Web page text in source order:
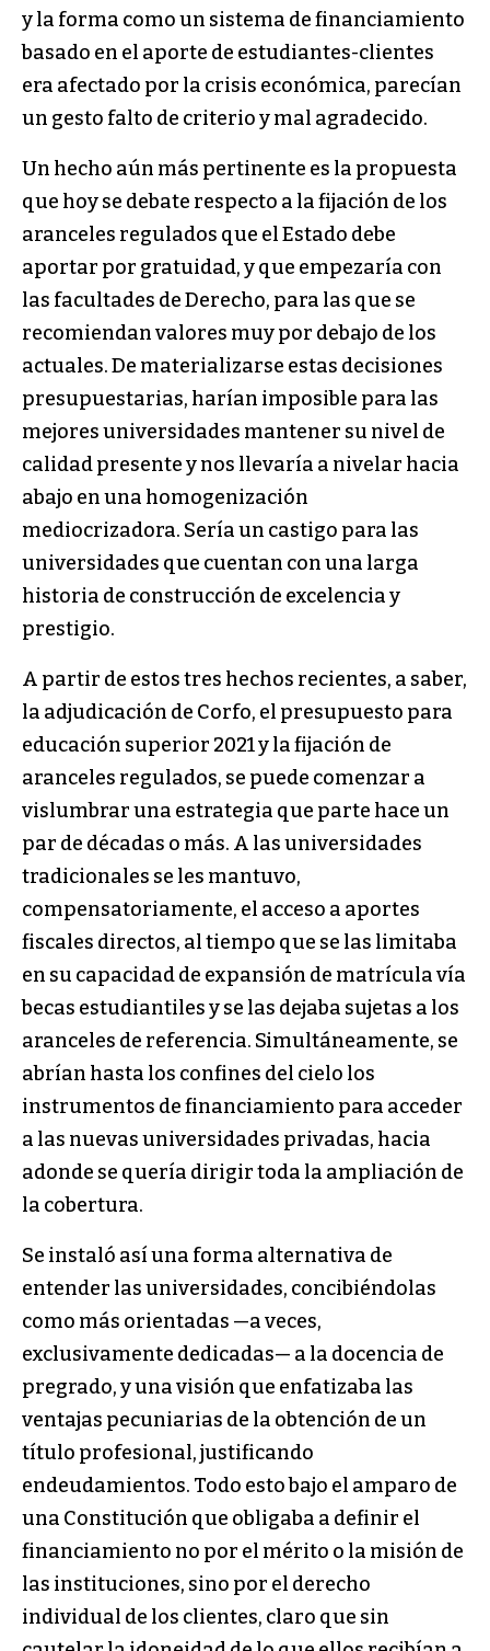
y la forma como un sistema de financiamiento
basado en el aporte de estudiantes-clientes
era afectado por la crisis económica, parecían
un gesto falto de criterio y mal agradecido.
Un hecho aún más pertinente es la propuesta
que hoy se debate respecto a la fijación de los
aranceles regulados que el Estado debe
aportar por gratuidad, y que empezaría con
las facultades de Derecho, para las que se
recomiendan valores muy por debajo de los
actuales. De materializarse estas decisiones
presupuestarias, harían imposible para las
mejores universidades mantener su nivel de
calidad presente y nos llevaría a nivelar hacia
abajo en una homogenización
mediocrizadora. Sería un castigo para las
universidades que cuentan con una larga
historia de construcción de excelencia y
prestigio.
A partir de estos tres hechos recientes, a saber,
la adjudicación de Corfo, el presupuesto para
educación superior 2021 y la fijación de
aranceles regulados, se puede comenzar a
vislumbrar una estrategia que parte hace un
par de décadas o más. A las universidades
tradicionales se les mantuvo,
compensatoriamente, el acceso a aportes
fiscales directos, al tiempo que se las limitaba
en su capacidad de expansión de matrícula vía
becas estudiantiles y se las dejaba sujetas a los
aranceles de referencia. Simultáneamente, se
abrían hasta los confines del cielo los
instrumentos de financiamiento para acceder
a las nuevas universidades privadas, hacia
adonde se quería dirigir toda la ampliación de
la cobertura.
Se instaló así una forma alternativa de
entender las universidades, concibiéndolas
como más orientadas —a veces,
exclusivamente dedicadas— a la docencia de
pregrado, y una visión que enfatizaba las
ventajas pecuniarias de la obtención de un
título profesional, justificando
endeudamientos. Todo esto bajo el amparo de
una Constitución que obligaba a definir el
financiamiento no por el mérito o la misión de
las instituciones, sino por el derecho
individual de los clientes, claro que sin